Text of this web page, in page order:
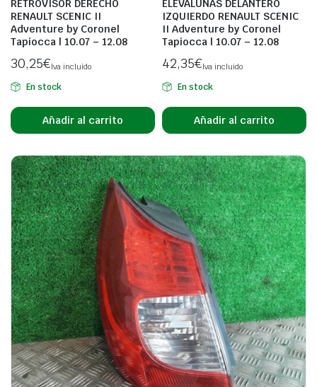
RETROVISOR DERECHO
RENAULT SCENIC II
Adventure by Coronel
Tapiocca | 10.07 – 12.08
30,25€Iva incluido
En stock
Añadir al carrito
ELEVALUNAS DELANTERO
IZQUIERDO RENAULT SCENIC
II Adventure by Coronel
Tapiocca | 10.07 – 12.08
42,35€Iva incluido
En stock
Añadir al carrito